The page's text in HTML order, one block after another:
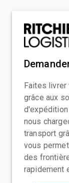
Faites livrer
grâce aux
nous
transport
vous
des
rapidement